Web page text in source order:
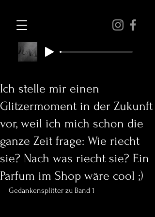
Ich stelle mir einen
Glitzermoment in der Zukunft
vor, weil ich mich schon die
ganze Zeit frage: Wie riecht
sie? Nach was riecht sie? Ein
Parfum im Shop wäre cool ;)
Gedankensplitter zu Band 1